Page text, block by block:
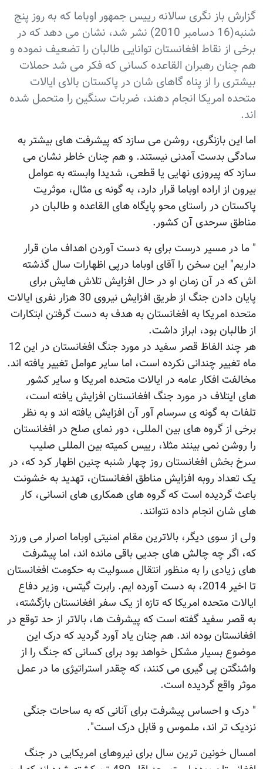
گزارش باز نگری سالانه رییس جمهور اوباما که به روز پنج
شنبه(16 دسامبر 2010) نشر شد، نشان می دهد که در
برخی از نقاط افغانستان توانایی طالبان را تضعیف نموده و
هم چنان رهبران القاعده کسانی که فکر می شد حملات
بیشتری را از پناه گاهای شان در پاکستان بالای ایالات
متحده امریکا انجام دهند، ضربات سنگین را متحمل شده
اند.
اما این بازنگری، روشن می سازد که پیشرفت های بیشتر به
سادگی بدست آمدنی نیستند. و هم چنان خاطر نشان می
سازد که پیروزی نهایی یا قطعی، شدیدا وابسته به عوامل
بیرون از اراده اوباما قرار دارد، به گونه ی مثال، موثریت
پاکستان در راستای محو پایگاه های القاعده و طالبان در
مناطق سرحدی آن کشور.
" ما در مسیر درست برای به دست آوردن اهداف مان قرار
داریم" این سخن را آقای اوباما درپی اظهارات سال گذشته
اش که در آن زمان او در حال افزایش تلاش هایش برای
پایان دادن جنگ از طریق افزایش نیروی 30 هزار نفری ایالات
متحده امریکا به افغانستان به هدف به دست گرفتن ابتکارات
از طالبان بود، ابراز داشت.
هر چند الفاظ قصر سفید در مورد جنگ افغانستان در این 12
ماه تغییر چندانی نکرده است، اما سایر عوامل تغییر یافته اند.
مخالفت افکار عامه در ایالات متحده امریکا و سایر کشور
های ایتلاف در مورد جنگ افغانستان افزایش یافته است،
تلفات به گونه ی سرسام آور آن افزایش یافته اند و به نظر
برخی از گروه های بین المللی، دور نمای صلح در افغانستان
را روشن نمی بینند مثلا، رییس کمیته بین المللی صلیب
سرخ بخش افغانستان روز چهار شنبه چنین اظهار کرد که، در
یک تعداد روبه افزایش مناطق افغانستان، تهدید به خشونت
باعث گردیده است که گروه های همکاری های انسانی، کار
های شان انجام داده نتوانند.
ولی از سوی دیگر، بالاترین مقام امنیتی اوباما اصرار می ورزد
که، اگر چه چالش های جدیی باقی مانده اند، اما پیشرفت
های زیادی را به منظور انتقال مسولیت به حکومت افغانستان
تا اخیر 2014، به دست آورده ایم. رابرت گیتس، وزیر دفاع
ایالات متحده امریکا که تازه از یک سفر افغانستان بازگشته،
به قصر سفید گفته است که پیشرفت ها، بالاتر از حد توقع در
افغانستان بوده اند. هم چنان یاد آورد گردید که درک این
موضوع بسیار مشکل خواهد بود برای کسانی که جنگ را از
واشنگتن پی گیری می کنند، که چقدر استراتیژی ما در عمل
موثر واقع گردیده است.
" درک و احساس پیشرفت برای آنانی که به ساحات جنگی
نزدیک تر اند، ملموس و قابل درک است".
امسال خونین ترین سال برای نیروهای امریکایی در جنگ